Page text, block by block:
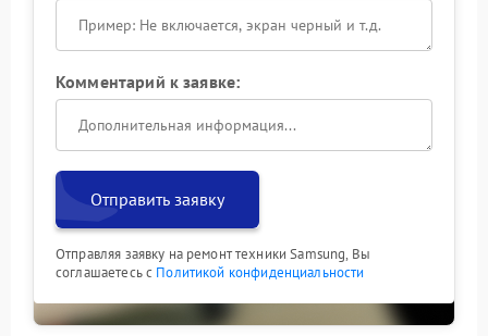
Комментарий к заявке:
Отправить заявку
Отправляя заявку на ремонт техники Samsung, Вы
соглашаетесь с Политикой конфиденциальности